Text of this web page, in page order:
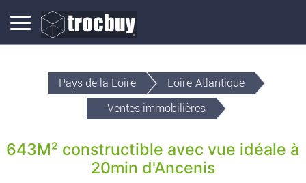
Pays de la Loire
Loire-Atlantique
Ventes immobilières
643M² constructible avec vue idéale à
20min d'Ancenis